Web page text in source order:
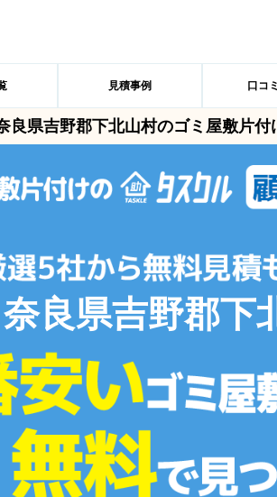
見積事例 口コ
良県吉野郡下北山村のゴミ屋敷片付
奈良県吉野郡下